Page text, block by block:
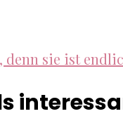
denn sie ist